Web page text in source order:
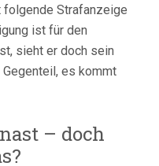
Strafanzeige
ist für den
sieht er doch sein
es kommt
– doch